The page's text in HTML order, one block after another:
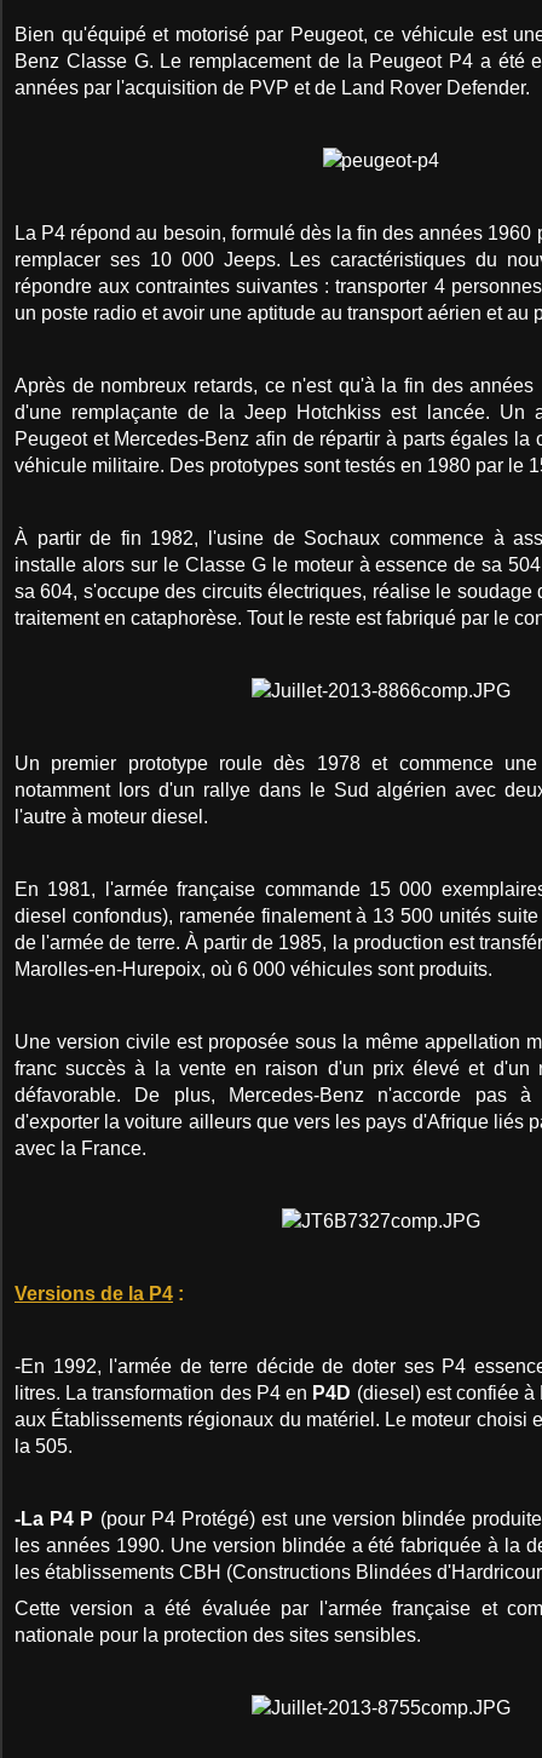
Bien qu'équipé et motorisé par Peugeot, ce véhicule est
Benz Classe G. Le remplacement de la Peugeot P4 a été
années par l'acquisition de PVP et de Land Rover Defender.
La P4 répond au besoin, formulé dès la fin des années 1960
remplacer ses 10 000 Jeeps. Les caractéristiques du
répondre aux contraintes suivantes : transporter 4
un poste radio et avoir une aptitude au transport aérien et au
Après de nombreux retards, ce n'est qu'à la fin des
d'une remplaçante de la Jeep Hotchkiss est lancée. Un
Peugeot et Mercedes-Benz afin de répartir à parts égales la
véhicule militaire. Des prototypes sont testés en 1980 par le
À partir de fin 1982, l'usine de Sochaux commence à
installe alors sur le Classe G le moteur à essence de sa
sa 604, s'occupe des circuits électriques, réalise le soudage
traitement en cataphorèse. Tout le reste est fabriqué par le
Un premier prototype roule dès 1978 et commence
notamment lors d'un rallye dans le Sud algérien avec
l'autre à moteur diesel.
En 1981, l'armée française commande 15 000
diesel confondus), ramenée finalement à 13 500 unités
de l'armée de terre. À partir de 1985, la production est
Marolles-en-Hurepoix, où 6 000 véhicules sont produits.
Une version civile est proposée sous la même appellation
franc succès à la vente en raison d'un prix élevé et d'un
défavorable. De plus, Mercedes-Benz n'accorde pas
d'exporter la voiture ailleurs que vers les pays d'Afrique liés
avec la France.
Versions de la P4 :
-En 1992, l'armée de terre décide de doter ses P4
litres. La transformation des P4 en P4D (diesel) est confiée
aux Établissements régionaux du matériel. Le moteur choisi
la 505.
-La P4 P (pour P4 Protégé) est une version blindée
les années 1990. Une version blindée a été fabriquée à la
les établissements CBH (Constructions Blindées
Cette version a été évaluée par l'armée française et
nationale pour la protection des sites sensibles.